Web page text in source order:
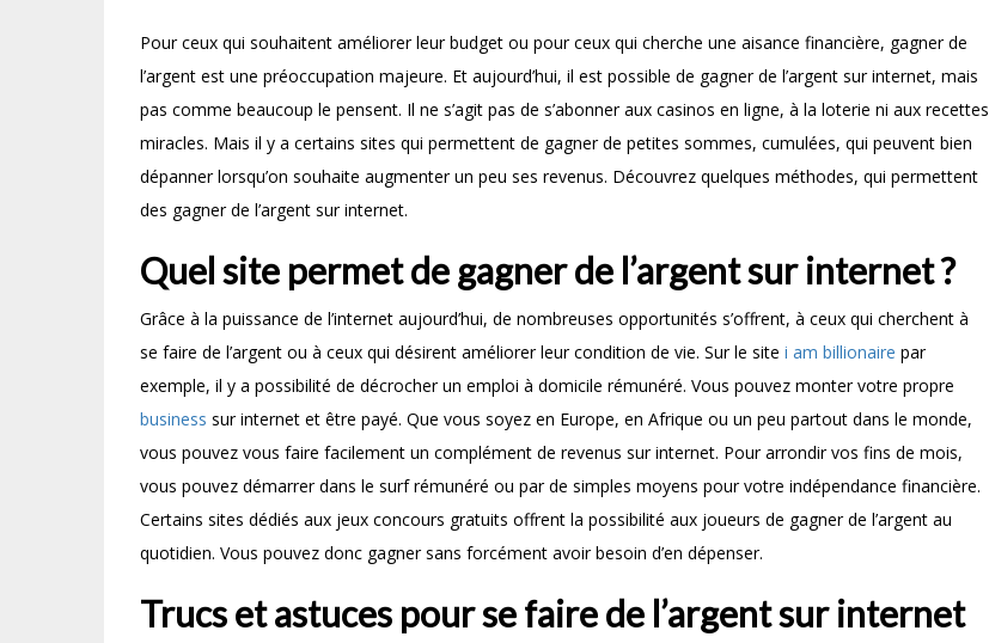
Pour ceux qui souhaitent améliorer leur budget ou pour ceux qui cherche une aisance financière, gagner de
l’argent est une préoccupation majeure. Et aujourd’hui, il est possible de gagner de l’argent sur internet, mais
pas comme beaucoup le pensent. Il ne s’agit pas de s’abonner aux casinos en ligne, à la loterie ni aux recettes
miracles. Mais il y a certains sites qui permettent de gagner de petites sommes, cumulées, qui peuvent bien
dépanner lorsqu’on souhaite augmenter un peu ses revenus. Découvrez quelques méthodes, qui permettent
des gagner de l’argent sur internet.
Quel site permet de gagner de l’argent sur internet ?
Grâce à la puissance de l’internet aujourd’hui, de nombreuses opportunités s’offrent, à ceux qui cherchent à
se faire de l’argent ou à ceux qui désirent améliorer leur condition de vie. Sur le site i am billionaire par
exemple, il y a possibilité de décrocher un emploi à domicile rémunéré. Vous pouvez monter votre propre
business sur internet et être payé. Que vous soyez en Europe, en Afrique ou un peu partout dans le monde,
vous pouvez vous faire facilement un complément de revenus sur internet. Pour arrondir vos fins de mois,
vous pouvez démarrer dans le surf rémunéré ou par de simples moyens pour votre indépendance financière.
Certains sites dédiés aux jeux concours gratuits offrent la possibilité aux joueurs de gagner de l’argent au
quotidien. Vous pouvez donc gagner sans forcément avoir besoin d’en dépenser.
Trucs et astuces pour se faire de l’argent sur internet